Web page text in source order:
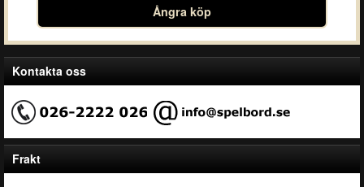
Ångra köp
Kontakta oss
Frakt